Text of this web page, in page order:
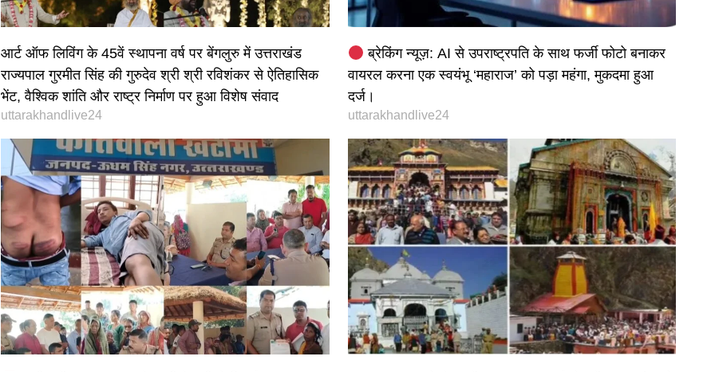
आर्ट ऑफ लिविंग के 45वें स्थापना वर्ष पर बेंगलुरु में उत्तराखंड
राज्यपाल गुरमीत सिंह की गुरुदेव श्री श्री रविशंकर से ऐतिहासिक
भेंट, वैश्विक शांति और राष्ट्र निर्माण पर हुआ विशेष संवाद
uttarakhandlive24
ब्रेकिंग न्यूज़: AI से उपराष्ट्रपति के साथ फर्जी फोटो बनाकर
वायरल करना एक स्वयंभू ‘महाराज’ को पड़ा महंगा, मुकदमा हुआ
दर्ज।
uttarakhandlive24